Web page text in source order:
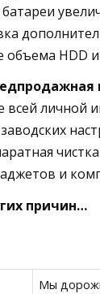
объема HDD и
всей личной
чистка
и
причин…
Мы